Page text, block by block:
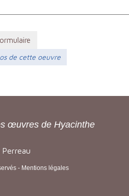
de cette oeuvre
œuvres de Hyacinthe
- Mentions légales